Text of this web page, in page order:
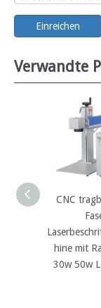
Einreichen
Verwandte
CNC
hine mit
30w 50w